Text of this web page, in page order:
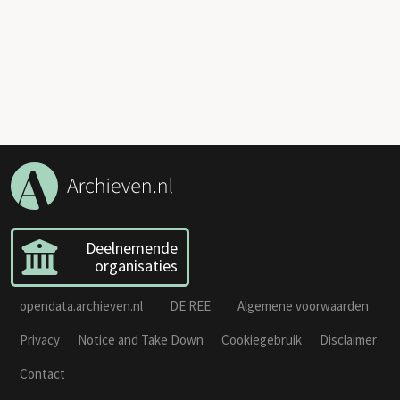
Deelnemende
organisaties
opendata.archieven.nl DE REE
Algemene voorwaarden
Privacy
Notice and Take Down Cookiegebruik
Disclaimer
Contact